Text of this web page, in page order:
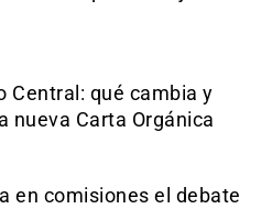
Central: qué cambia y
nueva Carta Orgánica
en comisiones el debate